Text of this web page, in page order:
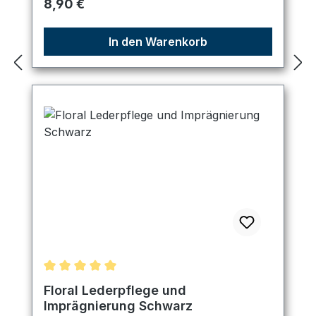
Regulärer Preis:
8,90 €
In den Warenkorb
Durchschnittliche Bewertung von 5 von 5 Sternen
Floral Lederpflege und
Imprägnierung Schwarz